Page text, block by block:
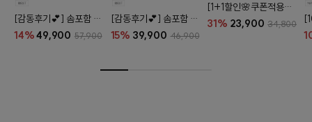
[감동후기💕] 솜포함 라운드 탄탄 프리미엄 등쿠션 (26color)
14%49,900 57,900
[감동후기💕] 솜포함 삼각 프리미엄 탄탄 등쿠션 (26color)
15% 39,900 46,900
[1+1할인🌸쿠폰적용X] 오코텍스 플라워 라이프 패턴 20종
31% 23,900 34,800